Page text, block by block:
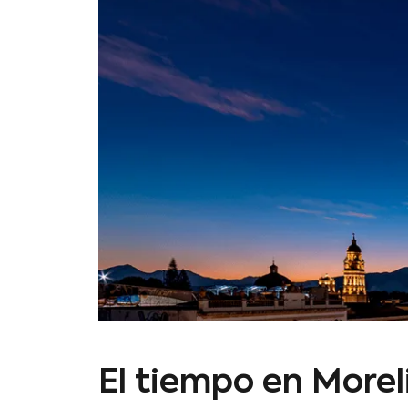
El tiempo en